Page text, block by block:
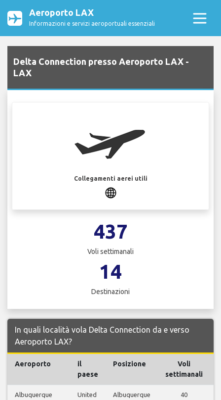
Aeroporto LAX
Informazioni e servizi aeroportuali essenziali
Delta Connection presso Aeroporto LAX -
LAX
Collegamenti aerei utili
437
Voli settimanali
14
Destinazioni
In quali località vola Delta Connection da e verso
Aeroporto LAX?
Aeroporto
il
paese
Posizione
Voli
settimanali
Albuquerque
United
Albuquerque 40